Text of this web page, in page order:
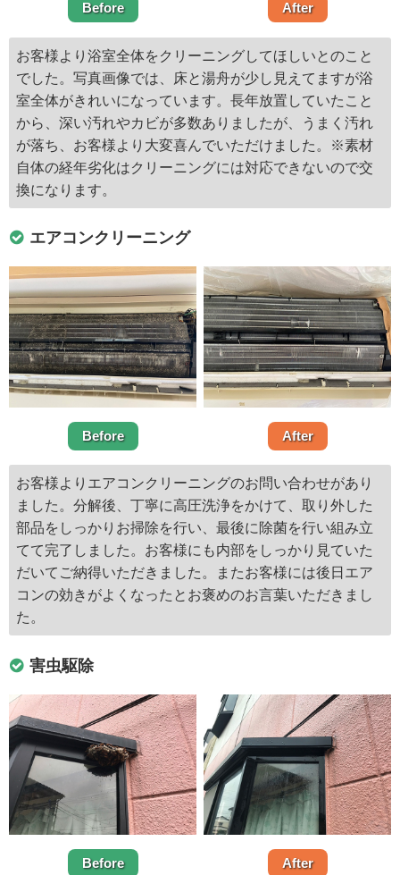
Before After
お客様より浴室全体をクリーニングしてほしいとのこと
でした。写真画像では、床と湯舟が少し見えてますが浴
室全体がきれいになっています。長年放置していたこと
から、深い汚れやカビが多数ありましたが、うまく汚れ
が落ち、お客様より大変喜んでいただけました。※素材
自体の経年劣化はクリーニングには対応できないので交
換になります。
エアコンクリーニング
Before After
お客様よりエアコンクリーニングのお問い合わせがあり
ました。分解後、丁寧に高圧洗浄をかけて、取り外した
部品をしっかりお掃除を行い、最後に除菌を行い組み立
てて完了しました。お客様にも内部をしっかり見ていた
だいてご納得いただきました。またお客様には後日エア
コンの効きがよくなったとお褒めのお言葉いただきまし
た。
害虫駆除
Before After